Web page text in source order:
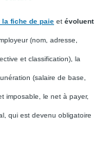
fiche de paie et évoluent
(nom, adresse,
et classification), la
(salaire de base,
imposable, le net à payer,
qui est devenu obligatoire